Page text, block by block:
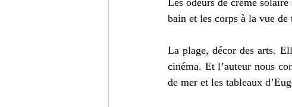
bain et les corps à la vue de
La plage, décor des arts.
cinéma. Et l’auteur nous
de mer et les tableaux